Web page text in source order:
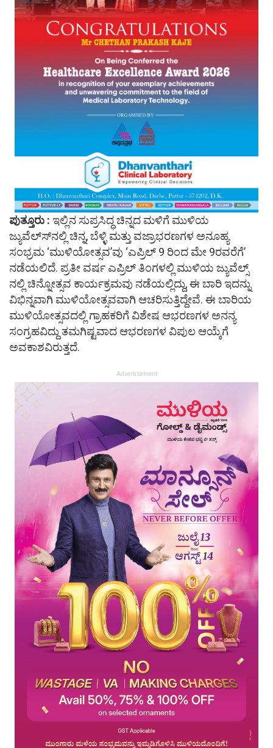
ಪುತ್ತೂರು : ಇಲ್ಲಿನ ಸುಪ್ರಸಿದ್ಧ ಚಿನ್ನದ ಮಳಿಗೆ ಮುಳಿಯ
ಜ್ಯುವೆಲ್ಸ್‍ನಲ್ಲಿ ಚಿನ್ನ, ಬೆಳ್ಳಿ ಮತ್ತು ವಜ್ರಾಭರಣಗಳ ಅನೂಹ್ಯ
ಸಂಭ್ರಮ ‘ಮುಳಿಯೋತ್ಸವ’ವು ‘ಎಪ್ರಿಲ್ 9 ರಿಂದ ಮೇ 9ರವರೆಗೆ’
ನಡೆಯಲಿದೆ. ಪ್ರತೀ ವರ್ಷ ಎಪ್ರಿಲ್ ತಿಂಗಳಲ್ಲಿ ಮುಳಿಯ ಜ್ಯುವೆಲ್ಸ್
ನಲ್ಲಿ ಚಿನ್ನೋತ್ಸವ ಕಾರ್ಯಕ್ರಮವು ನಡೆಯಲ್ಲಿದ್ದು, ಈ ಬಾರಿ ಇದನ್ನು
ವಿಭಿನ್ನವಾಗಿ ಮುಳಿಯೋತ್ಸವವಾಗಿ ಆಚರಿಸುತ್ತಿದ್ದೇವೆ. ಈ ಬಾರಿಯ
ಮುಳಿಯೋತ್ಸವದಲ್ಲಿ ಗ್ರಾಹಕರಿಗೆ ವಿಶೇಷ ಆಭರಣಗಳ ಅನನ್ಯ
ಸಂಗ್ರಹವಿದ್ದು ತಮಗಿಷ್ಟವಾದ ಆಭರಣಗಳ ವಿಪುಲ ಆಯ್ಕೆಗೆ
ಅವಕಾಶವಿರುತ್ತದೆ.
Advertisement